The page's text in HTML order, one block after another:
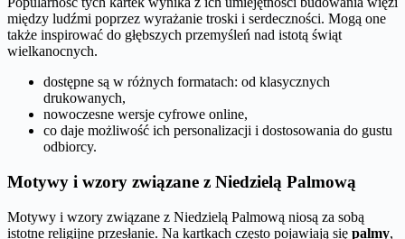
między ludźmi poprzez wyrażanie troski i serdeczności. Mogą one
także inspirować do głębszych przemyśleń nad istotą świąt
wielkanocnych.
dostępne są w różnych formatach: od klasycznych
drukowanych,
nowoczesne wersje cyfrowe online,
co daje możliwość ich personalizacji i dostosowania do gustu
odbiorcy.
Motywy i wzory związane z Niedzielą Palmową
Motywy i wzory związane z Niedzielą Palmową niosą za sobą
istotne religijne przesłanie. Na kartkach często pojawiają się palmy,